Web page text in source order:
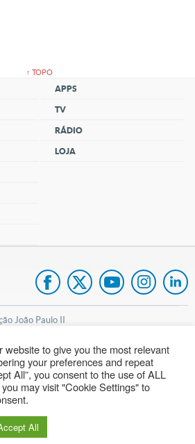
↑ TOPO
APPS
TV
RÁDIO
LOJA
João Paulo II
de Oração
site
Todos os direitos reservados.
website to give you the most relevant
your preferences and repeat
All”, you consent to the use of ALL
may visit "Cookie Settings" to
All